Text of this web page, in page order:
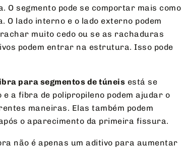
O segmento pode se comportar mais como
O lado interno e o lado externo podem
muito cedo ou se as rachaduras
podem entrar na estrutura. Isso pode
para segmentos de túneis está se
a fibra de polipropileno podem ajudar o
maneiras. Elas também podem
o aparecimento da primeira fissura.
não é apenas um aditivo para aumentar